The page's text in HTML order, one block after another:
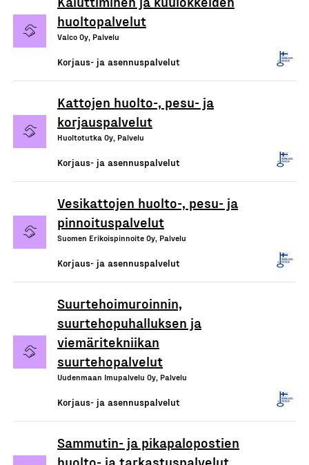
huoltopalvelut
Valco Oy, Palvelu
Korjaus- ja asennuspalvelut
Kattojen huolto-, pesu- ja
korjauspalvelut
Huoltotutka Oy, Palvelu
Korjaus- ja asennuspalvelut
Vesikattojen huolto-, pesu- ja
pinnoituspalvelut
Suomen Erikoispinnoite Oy, Palvelu
Korjaus- ja asennuspalvelut
Suurtehoimuroinnin,
suurtehopuhalluksen ja
viemäritekniikan
suurtehopalvelut
Uudenmaan Imupalvelu Oy, Palvelu
Korjaus- ja asennuspalvelut
Sammutin- ja pikapalopostien
huolto- ja tarkastuspalvelut